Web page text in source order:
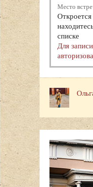
Место
списке
Для